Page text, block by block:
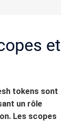
et
tokens sont
un rôle
Les scopes